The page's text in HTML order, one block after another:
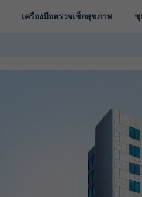
เครื่องมือตรวจเช็กสุขภาพ